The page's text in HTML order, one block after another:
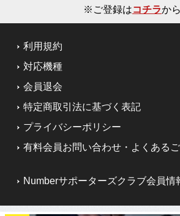
※ご登録はコチラか
利用規約
対応機種
会員退会
特定商取引法に基づく表記
プライバシーポリシー
有料会員お問い合わせ・よくある
Numberサポーターズクラブ会員情